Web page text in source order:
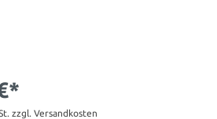
zzgl. Versandkosten